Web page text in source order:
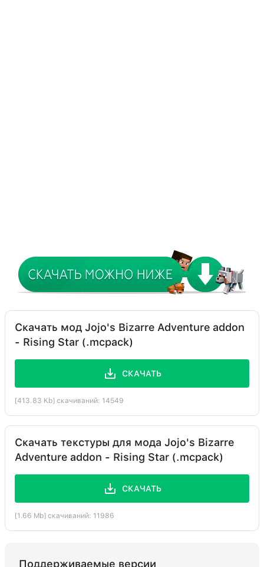
Скачать мод Jojo's Bizarre Adventure addon
- Rising Star (.mcpack)
СКАЧАТЬ
[413.83 Kb] скачиваний: 14549
Скачать текстуры для мода Jojo's Bizarre
Adventure addon - Rising Star (.mcpack)
СКАЧАТЬ
[1.66 Mb] скачиваний: 11986
Поддерживаемые версии